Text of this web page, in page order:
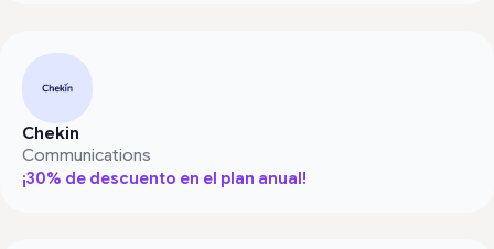
Chekin
Communications
¡30% de descuento en el plan anual!